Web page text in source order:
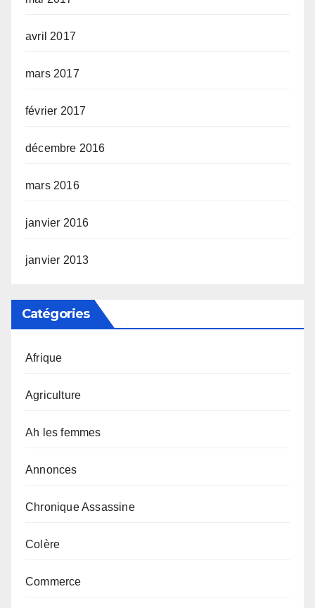
avril 2017
mars 2017
février 2017
décembre 2016
mars 2016
janvier 2016
janvier 2013
Catégories
Afrique
Agriculture
Ah les femmes
Annonces
Chronique Assassine
Colère
Commerce